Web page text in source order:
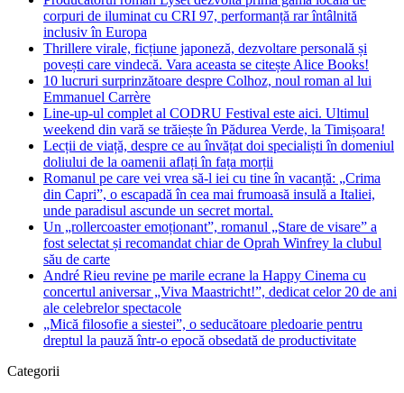
corpuri de iluminat cu CRI 97, performanță rar întâlnită
inclusiv în Europa
Thrillere virale, ficțiune japoneză, dezvoltare personală și
povești care vindecă. Vara aceasta se citește Alice Books!
10 lucruri surprinzătoare despre Colhoz, noul roman al lui
Emmanuel Carrère
Line-up-ul complet al CODRU Festival este aici. Ultimul
weekend din vară se trăiește în Pădurea Verde, la Timișoara!
Lecții de viață, despre ce au învățat doi specialiști în domeniul
doliului de la oamenii aflați în fața morții
Romanul pe care vei vrea să-l iei cu tine în vacanță: „Crima
din Capri”, o escapadă în cea mai frumoasă insulă a Italiei,
unde paradisul ascunde un secret mortal.
Un „rollercoaster emoționant”, romanul „Stare de visare” a
fost selectat și recomandat chiar de Oprah Winfrey la clubul
său de carte
André Rieu revine pe marile ecrane la Happy Cinema cu
concertul aniversar „Viva Maastricht!”, dedicat celor 20 de ani
ale celebrelor spectacole
„Mică filosofie a siestei”, o seducătoare pledoarie pentru
dreptul la pauză într-o epocă obsedată de productivitate
Categorii